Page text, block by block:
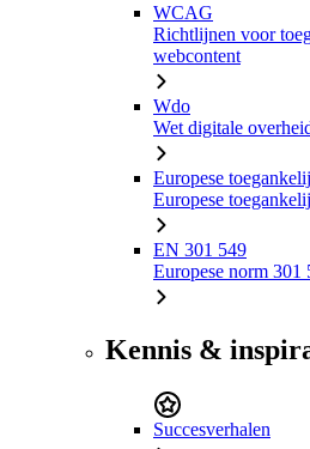
WCAG
Richtlijnen voor
webcontent
Wdo
Wet digitale
Europese
Europese
EN 301 549
Europese norm 301
Kennis &
Succesverhalen